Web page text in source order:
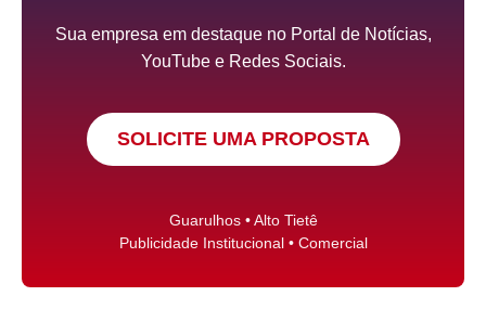
Sua empresa em destaque no Portal de Notícias,
YouTube e Redes Sociais.
SOLICITE UMA PROPOSTA
Guarulhos • Alto Tietê
Publicidade Institucional • Comercial